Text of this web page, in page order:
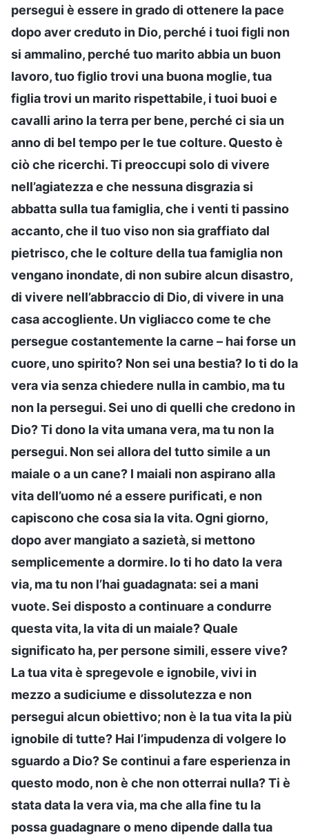
persegui è essere in grado di ottenere la pace
dopo aver creduto in Dio, perché i tuoi figli non
si ammalino, perché tuo marito abbia un buon
lavoro, tuo figlio trovi una buona moglie, tua
figlia trovi un marito rispettabile, i tuoi buoi e
cavalli arino la terra per bene, perché ci sia un
anno di bel tempo per le tue colture. Questo è
ciò che ricerchi. Ti preoccupi solo di vivere
nell’agiatezza e che nessuna disgrazia si
abbatta sulla tua famiglia, che i venti ti passino
accanto, che il tuo viso non sia graffiato dal
pietrisco, che le colture della tua famiglia non
vengano inondate, di non subire alcun disastro,
di vivere nell’abbraccio di Dio, di vivere in una
casa accogliente. Un vigliacco come te che
persegue costantemente la carne – hai forse un
cuore, uno spirito? Non sei una bestia? Io ti do la
vera via senza chiedere nulla in cambio, ma tu
non la persegui. Sei uno di quelli che credono in
Dio? Ti dono la vita umana vera, ma tu non la
persegui. Non sei allora del tutto simile a un
maiale o a un cane? I maiali non aspirano alla
vita dell’uomo né a essere purificati, e non
capiscono che cosa sia la vita. Ogni giorno,
dopo aver mangiato a sazietà, si mettono
semplicemente a dormire. Io ti ho dato la vera
via, ma tu non l’hai guadagnata: sei a mani
vuote. Sei disposto a continuare a condurre
questa vita, la vita di un maiale? Quale
significato ha, per persone simili, essere vive?
La tua vita è spregevole e ignobile, vivi in
mezzo a sudiciume e dissolutezza e non
persegui alcun obiettivo; non è la tua vita la più
ignobile di tutte? Hai l’impudenza di volgere lo
sguardo a Dio? Se continui a fare esperienza in
questo modo, non è che non otterrai nulla? Ti è
stata data la vera via, ma che alla fine tu la
possa guadagnare o meno dipende dalla tua